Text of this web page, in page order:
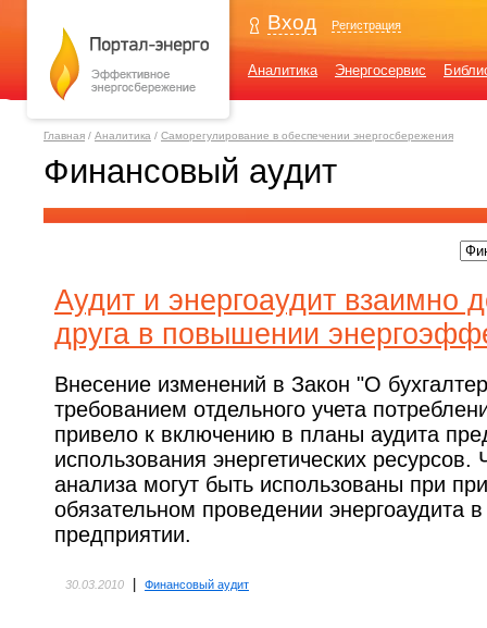
Вход Регистрация
Аналитика Энергосервис
Главная / Аналитика / Саморегулирование в обеспечении энергосбережения
Финансовый аудит
Аудит и энергоаудит взаимно
друга в повышении
Внесение изменений в Закон "О
требованием отдельного учета
привело к включению в планы аудита
использования энергетических ресурсов.
анализа могут быть использованы при
обязательном проведении энергоаудита
предприятии.
30.03.2010 Финансовый аудит